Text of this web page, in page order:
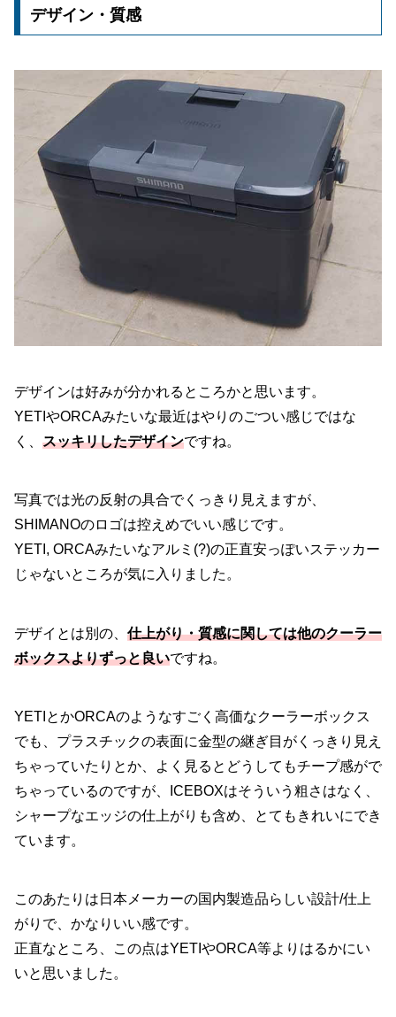
デザイン・質感
デザインは好みが分かれるところかと思います。
YETIやORCAみたいな最近はやりのごつい感じではな
く、 スッキリしたデザインですね。
写真では光の反射の具合でくっきり見えますが、
SHIMANOのロゴは控えめでいい感じです。
YETI, ORCAみたいなアルミ(?)の正直安っぽいステッカー
じゃないところが気に入りました。
デザイとは別の、 仕上がり・質感に関しては他のクーラー
ボックスよりずっと良いですね。
YETIとかORCAのようなすごく高価なクーラーボックス
でも、プラスチックの表面に金型の継ぎ目がくっきり見え
ちゃっていたりとか、よく見るとどうしてもチープ感がで
ちゃっているのですが、ICEBOXはそういう粗さはなく、
シャープなエッジの仕上がりも含め、とてもきれいにでき
ています。
このあたりは日本メーカーの国内製造品らしい設計/仕上
がりで、かなりいい感です。
正直なところ、この点はYETIやORCA等よりはるかにい
いと思いました。